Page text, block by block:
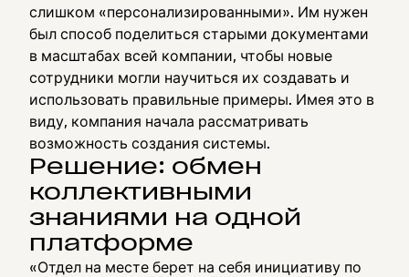
слишком «персонализированными». Им нужен
был способ поделиться старыми документами
в масштабах всей компании, чтобы новые
сотрудники могли научиться их создавать и
использовать правильные примеры. Имея это в
виду, компания начала рассматривать
возможность создания системы.
Решение: обмен
коллективными
знаниями на одной
платформе
«Отдел на месте берет на себя инициативу по